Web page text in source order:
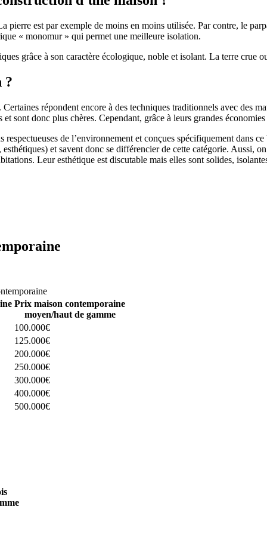
pierre est par exemple de moins en moins utilisée. Par contre, le
« monomur » qui permet une meilleure isolation.
grâce à son caractère écologique, noble et isolant. La terre crue
?
répondent encore à des techniques traditionnels avec des
sont donc plus chères. Cependant, grâce à leurs grandes
de l’environnement et conçues spécifiquement dans
et savent donc se différencier de cette catégorie. Aussi,
Leur esthétique est discutable mais elles sont solides,
Prix maison contemporaine
moyen/haut de gamme
100.000€
125.000€
200.000€
250.000€
300.000€
400.000€
500.000€